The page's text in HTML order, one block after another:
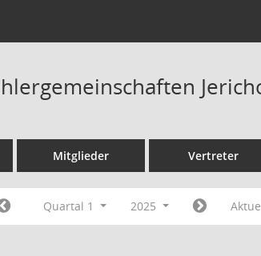
Mitglieder Vertreter
Quartal 1 2025